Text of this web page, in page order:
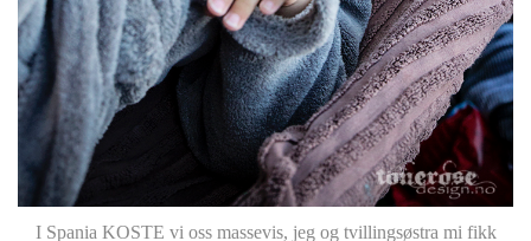
I Spania KOSTE vi oss massevis, jeg og tvillingsøstra mi fikk